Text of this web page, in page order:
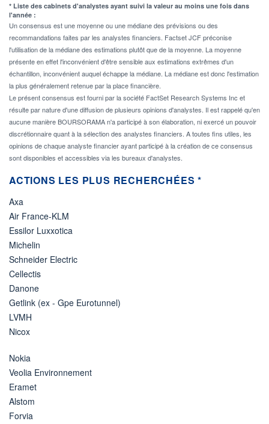
* Liste des cabinets d'analystes ayant suivi la valeur au moins une fois dans
l'année :
Un consensus est une moyenne ou une médiane des prévisions ou des
recommandations faites par les analystes financiers. Factset JCF préconise
l'utilisation de la médiane des estimations plutôt que de la moyenne. La moyenne
présente en effet l'inconvénient d'être sensible aux estimations extrêmes d'un
échantillon, inconvénient auquel échappe la médiane. La médiane est donc l'estimation
la plus généralement retenue par la place financière.
Le présent consensus est fourni par la société FactSet Research Systems Inc et
résulte par nature d'une diffusion de plusieurs opinions d'analystes. Il est rappelé qu'en
aucune manière BOURSORAMA n'a participé à son élaboration, ni exercé un pouvoir
discrétionnaire quant à la sélection des analystes financiers. A toutes fins utiles, les
opinions de chaque analyste financier ayant participé à la création de ce consensus
sont disponibles et accessibles via les bureaux d'analystes.
ACTIONS LES PLUS RECHERCHÉES *
Axa
Air France-KLM
Essilor Luxxotica
Michelin
Schneider Electric
Cellectis
Danone
Getlink (ex - Gpe Eurotunnel)
LVMH
Nicox
Nokia
Veolia Environnement
Eramet
Alstom
Forvia